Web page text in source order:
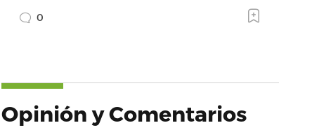
0
Opinión y Comentarios